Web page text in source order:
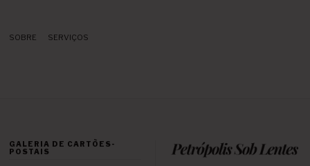
SOBRE SERVIÇOS
GALERIA DE CARTÕES-
POSTAIS